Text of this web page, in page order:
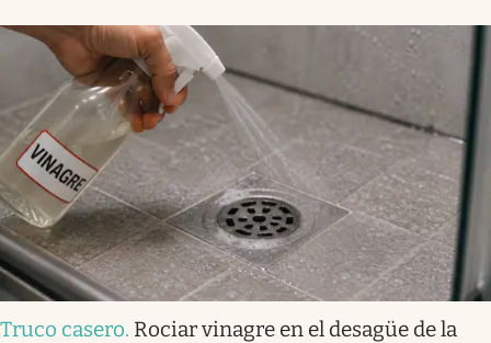
Truco casero. Rociar vinagre en el desagüe de la